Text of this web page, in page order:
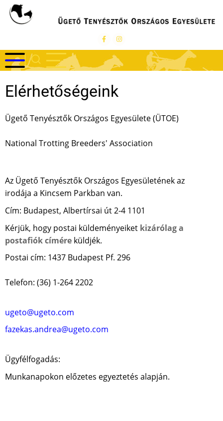
Ugrás
Elérhetőségeink
Ügető Tenyésztők Országos Egyesülete (ÜTOE)
National Trotting Breeders' Association
Az Ügető Tenyésztők Országos Egyesületének az
irodája a Kincsem Parkban van.
Cím: Budapest, Albertírsai út 2-4 1101
Kérjük, hogy postai küldeményeiket kizárólag a
postafiók címére küldjék.
Postai cím: 1437 Budapest Pf. 296
Telefon: (36) 1-264 2202
ugeto@ugeto.com
fazekas.andrea@ugeto.com
Ügyfélfogadás:
Munkanapokon előzetes egyeztetés alapján.